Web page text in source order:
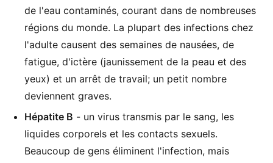
de l'eau contaminés, courant dans de nombreuses
régions du monde. La plupart des infections chez
l'adulte causent des semaines de nausées, de
fatigue, d'ictère (jaunissement de la peau et des
yeux) et un arrêt de travail; un petit nombre
deviennent graves.
Hépatite B - un virus transmis par le sang, les
liquides corporels et les contacts sexuels.
Beaucoup de gens éliminent l'infection, mais